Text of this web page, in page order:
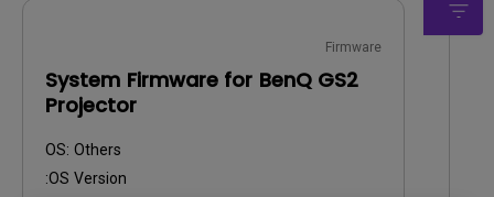
Firmware
System Firmware for BenQ GS2
Projector
OS: Others
OS Version: